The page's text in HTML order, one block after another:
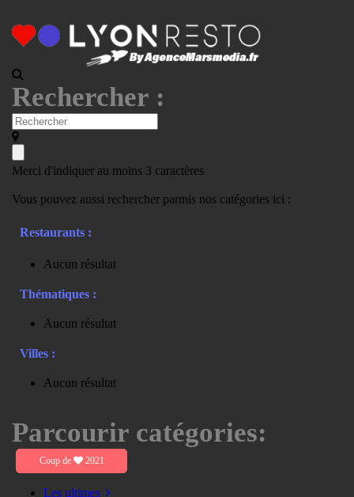
Rechercher :
Merci d'indiquer au moins 3 caractères
Vous pouvez aussi rechercher parmis nos catégories ici :
Restaurants :
Aucun résultat
Thématiques :
Aucun résultat
Villes :
Aucun résultat
Parcourir catégories:
Coup de 2021
Les ultimes